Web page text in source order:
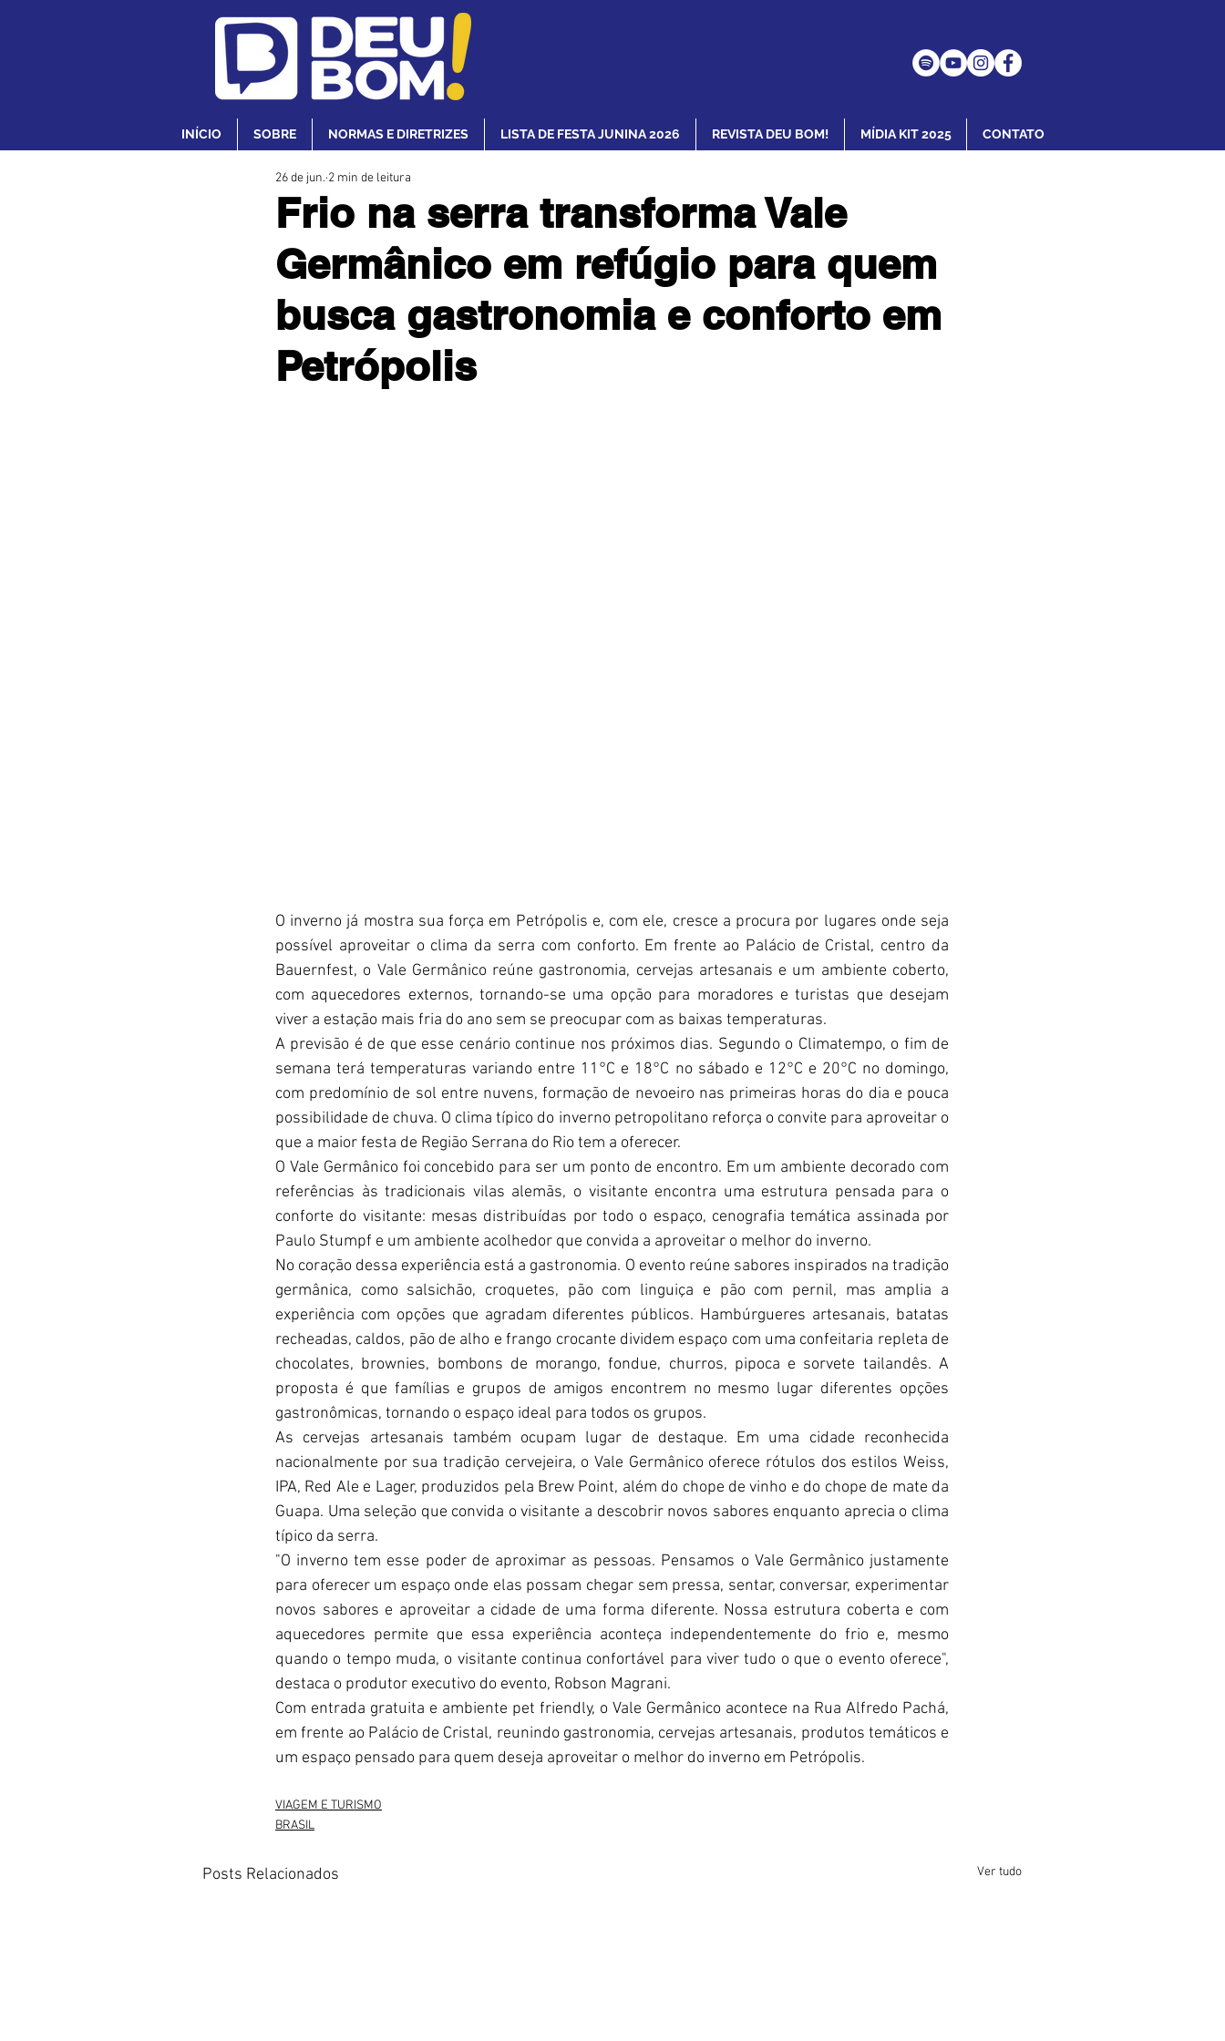
INÍCIO SOBRE NORMAS E DIRETRIZES LISTA DE FESTA JUNINA 2026 REVISTA DEU BOM! MÍDIA KIT 2025 CONTATO
Frio na serra transforma Vale
Germânico em refúgio para quem
busca gastronomia e conforto em
Petrópolis
26 de jun. 2 min de leitura
O inverno já mostra sua força em Petrópolis e, com ele, cresce a procura por lugares onde seja
possível aproveitar o clima da serra com conforto. Em frente ao Palácio de Cristal, centro da
Bauernfest, o Vale Germânico reúne gastronomia, cervejas artesanais e um ambiente coberto,
com aquecedores externos, tornando-se uma opção para moradores e turistas que desejam
viver a estação mais fria do ano sem se preocupar com as baixas temperaturas.
A previsão é de que esse cenário continue nos próximos dias. Segundo o Climatempo, o fim de
semana terá temperaturas variando entre 11°C e 18°C no sábado e 12°C e 20°C no domingo,
com predomínio de sol entre nuvens, formação de nevoeiro nas primeiras horas do dia e pouca
possibilidade de chuva. O clima típico do inverno petropolitano reforça o convite para aproveitar o
que a maior festa de Região Serrana do Rio tem a oferecer.
O Vale Germânico foi concebido para ser um ponto de encontro. Em um ambiente decorado com
referências às tradicionais vilas alemãs, o visitante encontra uma estrutura pensada para o
conforte do visitante: mesas distribuídas por todo o espaço, cenografia temática assinada por
Paulo Stumpf e um ambiente acolhedor que convida a aproveitar o melhor do inverno.
No coração dessa experiência está a gastronomia. O evento reúne sabores inspirados na tradição
germânica, como salsichão, croquetes, pão com linguiça e pão com pernil, mas amplia a
experiência com opções que agradam diferentes públicos. Hambúrgueres artesanais, batatas
recheadas, caldos, pão de alho e frango crocante dividem espaço com uma confeitaria repleta de
chocolates, brownies, bombons de morango, fondue, churros, pipoca e sorvete tailandês. A
proposta é que famílias e grupos de amigos encontrem no mesmo lugar diferentes opções
gastronômicas, tornando o espaço ideal para todos os grupos.
As cervejas artesanais também ocupam lugar de destaque. Em uma cidade reconhecida
nacionalmente por sua tradição cervejeira, o Vale Germânico oferece rótulos dos estilos Weiss,
IPA, Red Ale e Lager, produzidos pela Brew Point, além do chope de vinho e do chope de mate da
Guapa. Uma seleção que convida o visitante a descobrir novos sabores enquanto aprecia o clima
típico da serra.
"O inverno tem esse poder de aproximar as pessoas. Pensamos o Vale Germânico justamente
para oferecer um espaço onde elas possam chegar sem pressa, sentar, conversar, experimentar
novos sabores e aproveitar a cidade de uma forma diferente. Nossa estrutura coberta e com
aquecedores permite que essa experiência aconteça independentemente do frio e, mesmo
quando o tempo muda, o visitante continua confortável para viver tudo o que o evento oferece",
destaca o produtor executivo do evento, Robson Magrani.
Com entrada gratuita e ambiente pet friendly, o Vale Germânico acontece na Rua Alfredo Pachá,
em frente ao Palácio de Cristal, reunindo gastronomia, cervejas artesanais, produtos temáticos e
um espaço pensado para quem deseja aproveitar o melhor do inverno em Petrópolis.
VIAGEM E TURISMO
BRASIL
Posts Relacionados Ver tudo